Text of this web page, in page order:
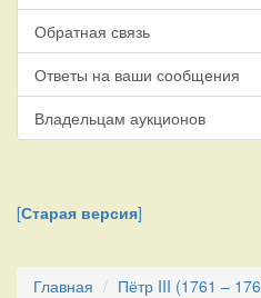
Обратная связь
Ответы на ваши сообщения
Владельцам аукционов
[Старая версия]
Главная Пётр III (1761 –